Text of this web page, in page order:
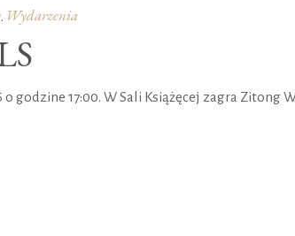
, Wydarzenia
o godzine 17:00. W Sali Książęcej zagra